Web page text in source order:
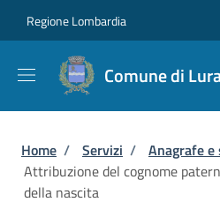
Regione Lombardia
Comune di
Briciole di pane
Home / Servizi / Anagrafe
Attribuzione del cognome
della nascita